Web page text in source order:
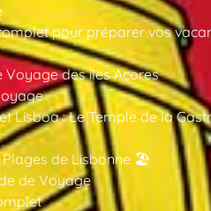
pour préparer vos
Voyage des îles Açores
Lisboa : Le Temple de la
Plages de Lisbonne 🏖️
de Voyage